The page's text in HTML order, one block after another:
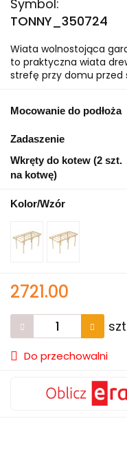
Symbol:
TONNY_350724
Wiata wolnostojąca
to praktyczna wiata
strefę przy domu przed
Mocowanie do podłoża
Zadaszenie
Wkręty do kotew (2 szt.
na kotwę)
Kolor/Wzór
2721.00
Do przechowalni